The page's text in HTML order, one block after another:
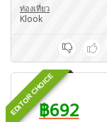
ท่องเที่ยว
Klook
EDITOR CHOICE฿692